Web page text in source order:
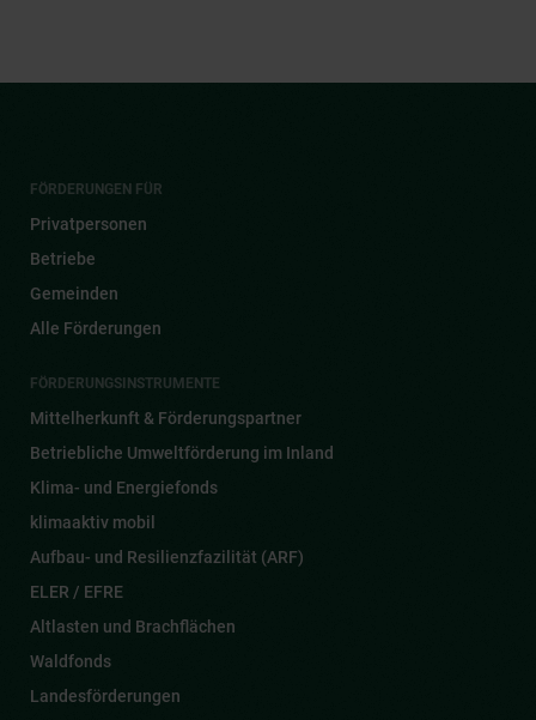
FÖRDERUNGEN FÜR
Privatpersonen
Betriebe
Gemeinden
Alle Förderungen
FÖRDERUNGSINSTRUMENTE
Mittelherkunft & Förderungspartner
Betriebliche Umweltförderung im Inland
Klima- und Energiefonds
klimaaktiv mobil
Aufbau- und Resilienzfazilität (ARF)
ELER / EFRE
Altlasten und Brachflächen
Waldfonds
Landesförderungen